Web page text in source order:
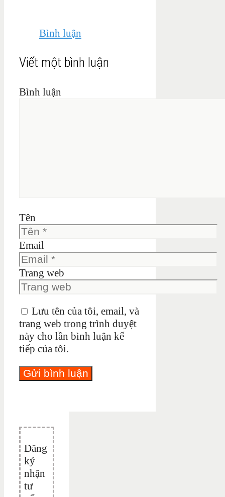
Bình luận
Viết một bình luận
Bình luận
Tên
Email
Trang web
Lưu tên của tôi, email, và
trang web trong trình duyệt
này cho lần bình luận kế
tiếp của tôi.
Đăng
ký
nhận
tư